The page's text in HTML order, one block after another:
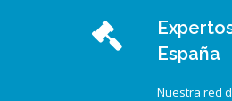
España
Nuestra red